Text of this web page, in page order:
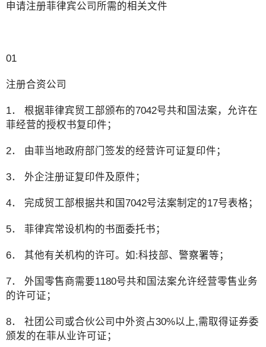
申请注册菲律宾公司所需的相关文件
01
注册合资公司
1． 根据菲律宾贸工部颁布的7042号共和国法案，允许在
菲经营的授权书复印件；
2． 由菲当地政府部门签发的经营许可证复印件；
3． 外企注册证复印件及原件；
4． 完成贸工部根据共和国7042号法案制定的17号表格；
5． 菲律宾常设机构的书面委托书；
6． 其他有关机构的许可。如:科技部、警察署等；
7． 外国零售商需要1180号共和国法案允许经营零售业务
的许可证；
8． 社团公司或合伙公司中外资占30%以上,需取得证券委
颁发的在菲从业许可证；